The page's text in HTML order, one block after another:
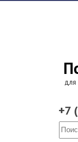
+7